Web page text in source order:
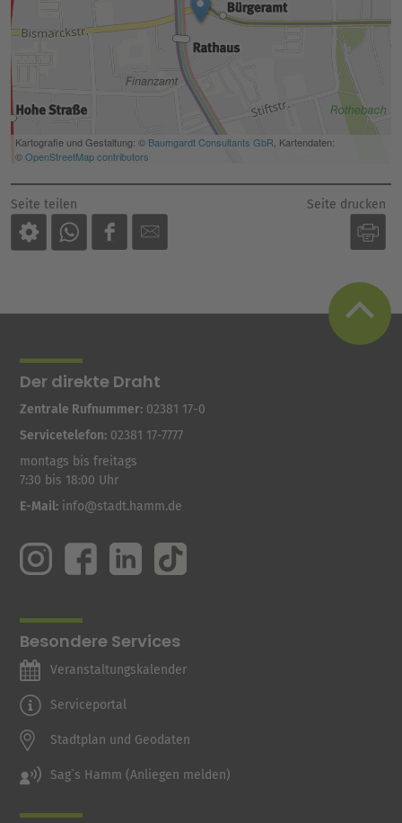
Seite teilen Seite drucken
Der direkte Draht
Zentrale Rufnummer: 02381 17-0
Servicetelefon: 02381 17-7777
montags bis freitags
7:30 bis 18:00 Uhr
E-Mail: info@stadt.hamm.de
Besondere Services
Veranstaltungskalender
Serviceportal
Stadtplan und Geodaten
Sag`s Hamm (Anliegen melden)